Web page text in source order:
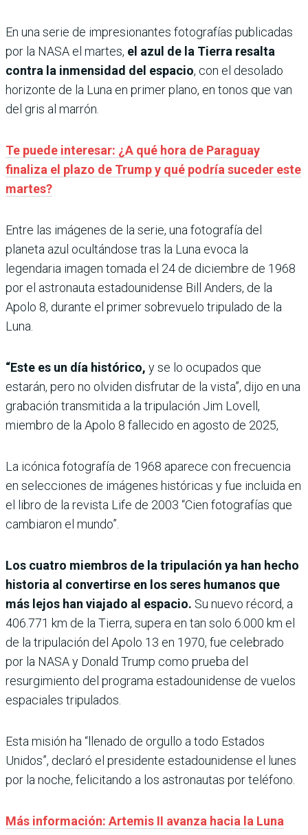
En una serie de impresionantes fotografías publicadas
por la NASA el martes, el azul de la Tierra resalta
contra la inmensidad del espacio, con el desolado
horizonte de la Luna en primer plano, en tonos que van
del gris al marrón.
Te puede interesar: ¿A qué hora de Paraguay
finaliza el plazo de Trump y qué podría suceder este
martes?
Entre las imágenes de la serie, una fotografía del
planeta azul ocultándose tras la Luna evoca la
legendaria imagen tomada el 24 de diciembre de 1968
por el astronauta estadounidense Bill Anders, de la
Apolo 8, durante el primer sobrevuelo tripulado de la
Luna.
“Este es un día histórico, y se lo ocupados que
estarán, pero no olviden disfrutar de la vista”, dijo en una
grabación transmitida a la tripulación Jim Lovell,
miembro de la Apolo 8 fallecido en agosto de 2025,
La icónica fotografía de 1968 aparece con frecuencia
en selecciones de imágenes históricas y fue incluida en
el libro de la revista Life de 2003 “Cien fotografías que
cambiaron el mundo”.
Los cuatro miembros de la tripulación ya han hecho
historia al convertirse en los seres humanos que
más lejos han viajado al espacio. Su nuevo récord, a
406.771 km de la Tierra, supera en tan solo 6.000 km el
de la tripulación del Apolo 13 en 1970, fue celebrado
por la NASA y Donald Trump como prueba del
resurgimiento del programa estadounidense de vuelos
espaciales tripulados.
Esta misión ha “llenado de orgullo a todo Estados
Unidos”, declaró el presidente estadounidense el lunes
por la noche, felicitando a los astronautas por teléfono.
Más información: Artemis II avanza hacia la Luna